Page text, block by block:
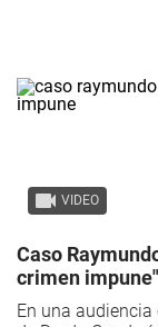
VIDEO
Caso
crimen impune"
En una